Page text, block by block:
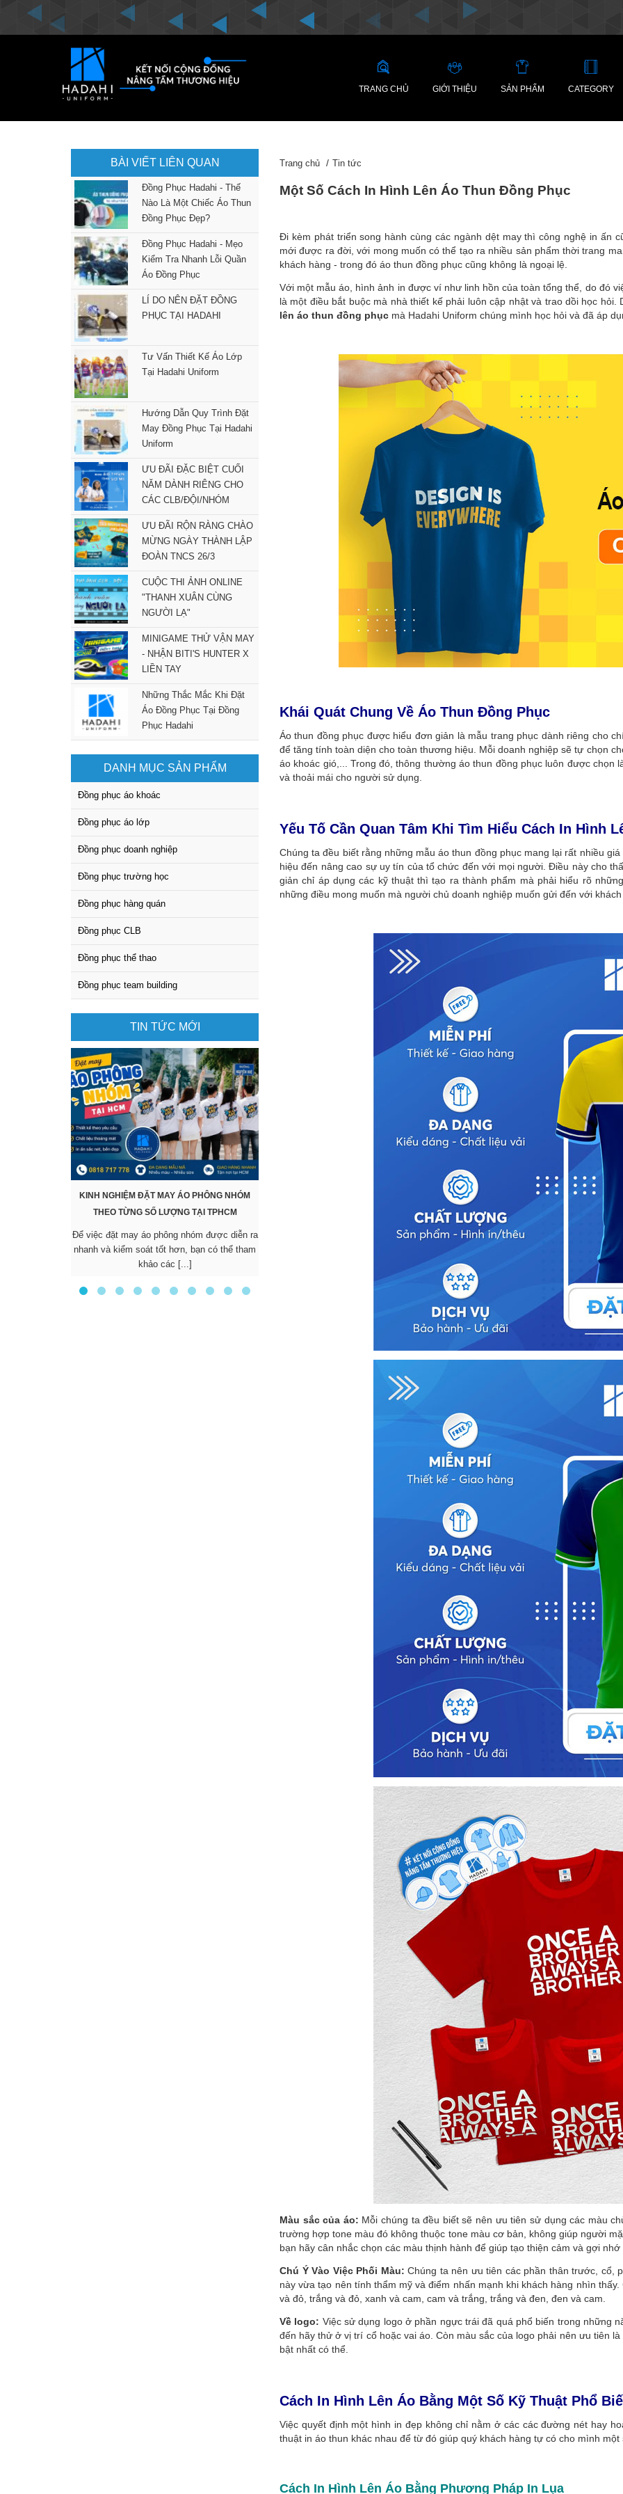
TRANG CHỦ GIỚI THIỆU SẢN PHẨM CATEGORY
BÀI VIẾT LIÊN QUAN
Đồng Phục Hadahi - Thế
Nào Là Một Chiếc Áo Thun
Đồng Phục Đẹp?
Đồng Phục Hadahi - Mẹo
Kiểm Tra Nhanh Lỗi Quần
Áo Đồng Phục
LÍ DO NÊN ĐẶT ĐỒNG
PHỤC TẠI HADAHI
Tư Vấn Thiết Kế Áo Lớp
Tại Hadahi Uniform
Hướng Dẫn Quy Trình Đặt
May Đồng Phục Tại Hadahi
Uniform
ƯU ĐÃI ĐẶC BIỆT CUỐI
NĂM DÀNH RIÊNG CHO
CÁC CLB/ĐỘI/NHÓM
ƯU ĐÃI RỘN RÀNG CHÀO
MỪNG NGÀY THÀNH LẬP
ĐOÀN TNCS 26/3
CUỘC THI ẢNH ONLINE
"THANH XUÂN CÙNG
NGƯỜI LẠ"
MINIGAME THỬ VẬN MAY
- NHẬN BITI'S HUNTER X
LIỀN TAY
Những Thắc Mắc Khi Đặt
Áo Đồng Phục Tại Đồng
Phục Hadahi
DANH MỤC SẢN PHẨM
Đồng phục áo khoác
Đồng phục áo lớp
Đồng phục doanh nghiệp
Đồng phục trường học
Đồng phục hàng quán
Đồng phục CLB
Đồng phục thể thao
Đồng phục team building
TIN TỨC MỚI
KINH NGHIỆM ĐẶT MAY ÁO PHÔNG NHÓM
THEO TỪNG SỐ LƯỢNG TẠI TPHCM
Để việc đặt may áo phông nhóm được diễn ra
nhanh và kiểm soát tốt hơn, bạn có thể tham
khảo các [...]
SẴN VẪN ĐẸP VÀ CHUYÊN NGHIỆP
Các mẫu áo đồng phục may sẵn đang nhận
ĐỔI MỚI MAY ĐỒNG PHỤC HỒ CHÍ MINH ĐỂ
BỨT PHÁ 6 THÁNG CUỐI NĂM!
Cung cấp giải pháp may đồng phục chuyên
nghiệp: Tư vấn - Thiết kế - Xử lý đơn hàng
Trang chủ Tin tức
Một Số Cách In Hình Lên Áo Thun Đồng Phục
Đi kèm phát triển song hành cùng các ngành dệt may thì công nghệ in ấn
mới được ra đời, với mong muốn có thể tạo ra nhiều sản phẩm thời trang
khách hàng - trong đó áo thun đồng phục cũng không là ngoại lệ.
Với một mẫu áo, hình ảnh in được ví như linh hồn của toàn tổng thể, do đó
là một điều bắt buộc mà nhà thiết kế phải luôn cập nhật và trao dồi học
lên áo thun đồng phục mà Hadahi Uniform chúng mình học hỏi và đã áp
Khái Quát Chung Về Áo Thun Đồng Phục
Áo thun đồng phục được hiểu đơn giản là mẫu trang phục dành riêng cho
để tăng tính toàn diện cho toàn thương hiệu. Mỗi doanh nghiệp sẽ tự chọn
áo khoác gió,... Trong đó, thông thường áo thun đồng phục luôn được chọn
và thoải mái cho người sử dụng.
Yếu Tố Cần Quan Tâm Khi Tìm Hiểu Cách In Hình
Chúng ta đều biết rằng những mẫu áo thun đồng phục mang lại rất nhiều
hiệu đến nâng cao sự uy tín của tổ chức đến với mọi người. Điều này cho
giản chỉ áp dụng các kỹ thuật thì tạo ra thành phẩm mà phải hiểu rõ
những điều mong muốn mà người chủ doanh nghiệp muốn gửi đến với
Màu sắc của áo: Mỗi chúng ta đều biết sẽ nên ưu tiên sử dụng các màu
trường hợp tone màu đó không thuộc tone màu cơ bản, không giúp người
bạn hãy cân nhắc chọn các màu thịnh hành để giúp tạo thiện cảm và gợi
Chú Ý Vào Việc Phối Màu: Chúng ta nên ưu tiên các phần thân trước, cổ,
này vừa tạo nên tính thẩm mỹ và điểm nhấn mạnh khi khách hàng nhìn
và đỏ, trắng và đỏ, xanh và cam, cam và trắng, trắng và đen, đen và cam.
Về logo: Việc sử dụng logo ở phần ngực trái đã quá phổ biến trong những
đến hãy thử ở vị trí cổ hoặc vai áo. Còn màu sắc của logo phải nên ưu tiên
bật nhất có thể.
Cách In Hình Lên Áo Bằng Một Số Kỹ Thuật Phổ
Việc quyết định một hình in đẹp không chỉ nằm ở các các đường nét hay
thuật in áo thun khác nhau để từ đó giúp quý khách hàng tự có cho mình
Cách In Hình Lên Áo Bằng Phương Pháp In Lụa